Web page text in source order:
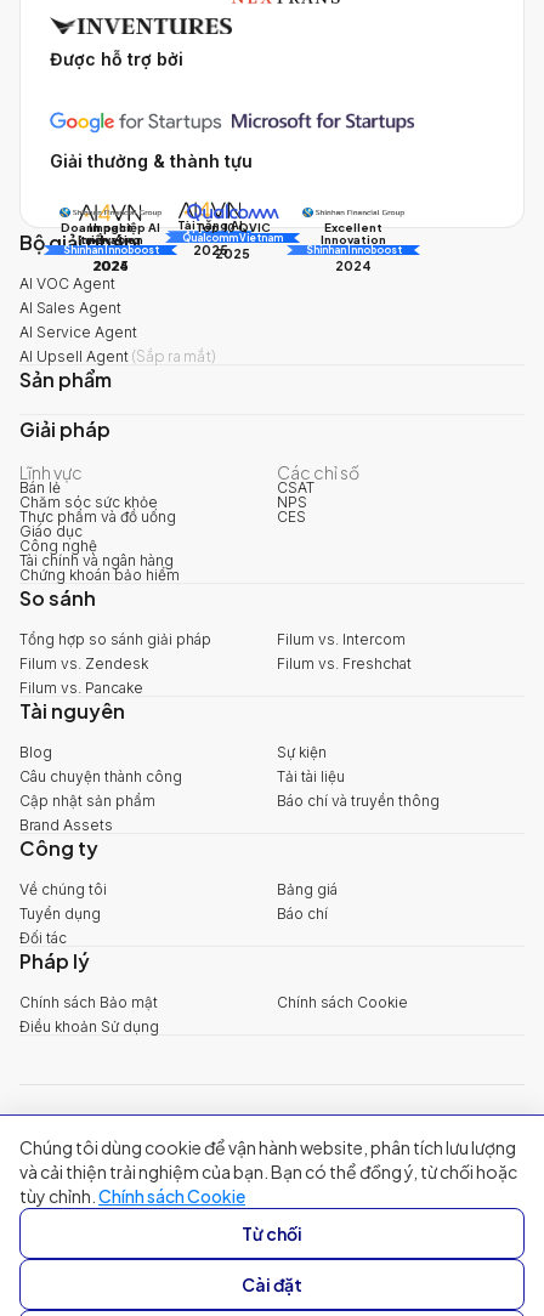
Được hỗ trợ bởi
Giải thưởng & thành tựu
Doanh nghiệp AI
triển vọng
AI Awards
2025
Tài năng AI
AI Awards
2025
Excellent
Innovation
Shinhan Innoboost
2024
Impact
Innovation
Shinhan Innoboost
2024
Top 10 QVIC
Qualcomm Vietnam
2025
Bộ giải pháp
AI VOC Agent
AI Sales Agent
AI Service Agent
AI Upsell Agent (Sắp ra mắt)
Sản phẩm
Giải pháp
Lĩnh vực
Bán lẻ
Chăm sóc sức khỏe
Thực phẩm và đồ uống
Giáo dục
Công nghệ
Tài chính và ngân hàng
Chứng khoán bảo hiểm
Các chỉ số
CSAT
NPS
CES
So sánh
Tổng hợp so sánh giải pháp
Filum vs. Intercom
Filum vs. Zendesk
Filum vs. Freshchat
Filum vs. Pancake
Tài nguyên
Blog
Sự kiện
Câu chuyện thành công
Tải tài liệu
Cập nhật sản phẩm
Báo chí và truyền thông
Brand Assets
Công ty
Về chúng tôi
Bảng giá
Tuyển dụng
Báo chí
Đối tác
Pháp lý
Chính sách Bảo mật
Chính sách Cookie
Điều khoản Sử dụng
+84 888 18 1313
Trụ sở chính: Tầng 03, 65-67 Đường B4, Khu đô thị Sala, Phường An
Khánh, TP Hồ Chí Minh
Singapore:20A Tanjong Pagar Road, Singapore
© 2024 Filum Inc. All rights reserved.
Chúng tôi dùng cookie để vận hành website, phân tích lưu lượng
và cải thiện trải nghiệm của bạn. Bạn có thể đồng ý, từ chối hoặc
tùy chỉnh. Chính sách Cookie
Từ chối
Cài đặt